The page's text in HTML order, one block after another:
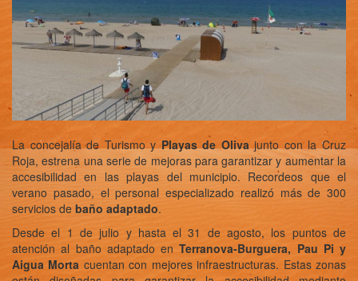
La concejalía de Turismo y Playas de Oliva junto con la Cruz
Roja, estrena una serie de mejoras para garantizar y aumentar la
accesibilidad en las playas del municipio. Recordeos que el
verano pasado, el personal especializado realizó más de 300
servicios de baño adaptado.
Desde el 1 de julio y hasta el 31 de agosto, los puntos de
atención al baño adaptado enTerranova-Burguera, Pau Pi y
Aigua Morta cuentan con mejores infraestructuras. Estas zonas